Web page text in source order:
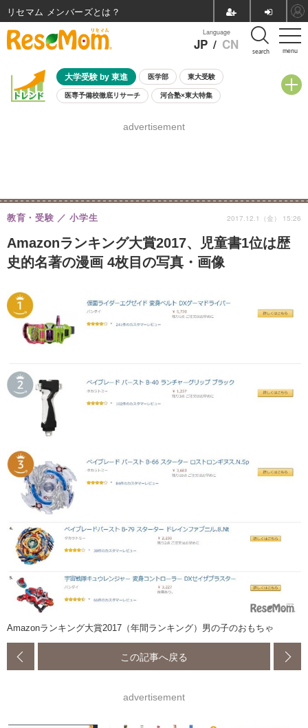
menu
Language
JP / CN search
大学受験 by 東進 医学部 東大受験
医専予備校徹底リサーチ 河合塾×東大特集
8月開催学校説明会・相談会
advertisement
Amazonランキング大賞2017、児童書1位は歴
史的名著の漫画 4枚目の写真・画像
教育・受験 小学生 2017.12.1（金） 15:26
Amazonランキング大賞2017（年間ランキング）男の子のおもちゃ
この記事へ戻る
advertisement
リセマム メンバーズ